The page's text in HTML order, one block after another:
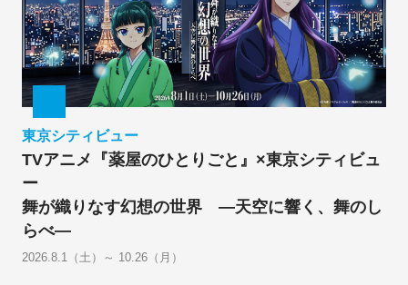
東京シティビュー
TVアニメ『薬屋のひとりごと』×東京シティビュ
ー
舞が織りなす幻想の世界 ―天空に響く、舞のし
らべ―
2026.8.1（土）～ 10.26（月）